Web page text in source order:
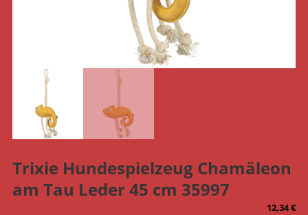
Trixie Hundespielzeug Chamäleon
am Tau Leder 45 cm 35997
12,34€